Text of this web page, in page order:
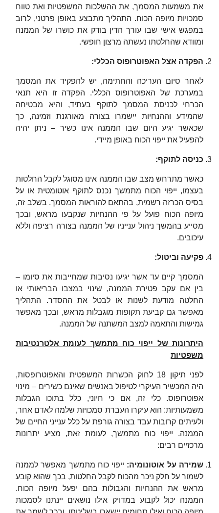
את משמעות המסמך, את ההשלכות המשפטיות ואת טווח
סמכויות מיופה הכוח. התהליך מתבצע באופן פרטני, לרוב
במפגש אישי שבו עורך הדין בודק את כושרו של הממנה
ומוודא שהחלטתו נעשתה מרצון חופשי.
הפקדה אצל האפוטרופוס הכללי:
לאחר סיום העריכה והחתימה, יש להפקיד את המסמך
במערכת של האפוטרופוס הכללי. הפקדה זו היא תנאי
הכרחי לכניסת המסמך לתוקף בעתיד, והיא מבטיחה
שהמידע וההנחיות יישמרו בצורה מאורגנת וזמינה, כך
שכאשר יגיע היום שבו הממנה אינו כשיר – ניתן יהיה
להפעיל את ייפוי הכוח באופן מיידי.
כניסה לתוקף:
כאשר מתרחש מצב שבו הממנה אינו מסוגל לקבל החלטות
בעצמו, ייפוי הכוח מתמשך נכנס לתוקף אוטומטית או על
בסיס הכרזה רשמית, בהתאם להוראות המסמך. בשלב זה,
מיופה הכוח פועל על פי ההנחיות שנקבעו מראש, ובכך
מסייע בהמשך ניהול ענייניו של הממנה בצורה רציפה וללא
עיכובים.
פקיעה וביטול:
המסמך קיים עד אשר יגיעו נסיבות שמחייבות את סיומו –
בין אם עקב פטירת הממנה, שינוי במצבו הבריאותי או
החלטה מודעת לשנות או לבטל את ההסדר. התהליך
מאפשר גם קביעת תקופות מוגבלות מראש, ובכך מאפשר
גמישות והתאמה למצב המשתנה של הממנה.
היתרונות של ייפוי כוח מתמשך לעומת אלטרנטיבות
משפטיות
לפני תיקון 18 לחוק הכשרות המשפטית והאפוטרופסות,
היה המכשיר העיקרי לטיפול באנשים שאינם כשירים – מינוי
אפוטרופוס. כלי זה, אם כי חיוני, כלל בתוכו הגבלות
משמעותיות: הוא עיקרו העברת סמכויות שלמה לאדם אחר,
ולעיתים קרובות עבד בצורה גורפת על כלל ענייני החיים של
הממנה. ייפוי כוח מתמשך, לעומת זאת, מציע יתרונות
מרכזיים רבים:
שמירה על אוטונומיה: ייפוי כוח מתמשך מאפשר לממנה
לשמור על חלק ניכר מהכוח לקבל החלטות, בכך שהוא קובע
מראש את ההנחיות והגבולות בהם יפעל מיופה הכוח.
הממנה יכול לקבוע במדויק אילו נושאים יינתנו לסמכות